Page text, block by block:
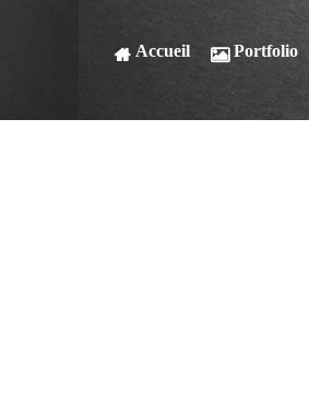
Accueil Portfolio